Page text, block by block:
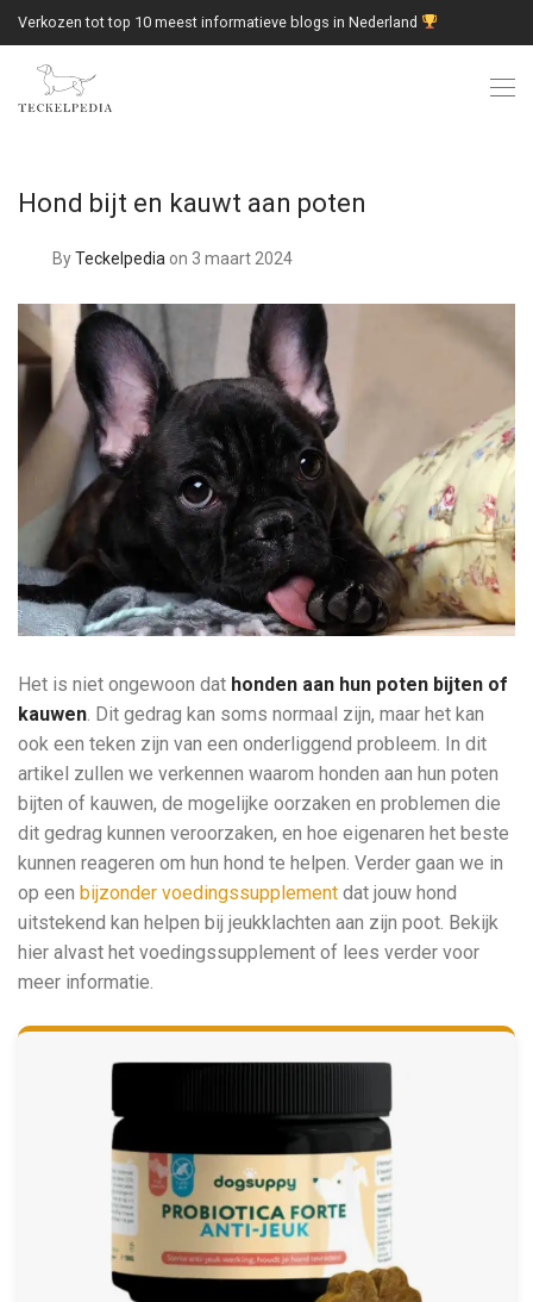
Verkozen tot top 10 meest informatieve blogs in Nederland
Hond bijt en kauwt aan poten
ByTeckelpedia on 3 maart 2024
Het is niet ongewoon dat honden aan hun poten bijten of
kauwen. Dit gedrag kan soms normaal zijn, maar het kan
ook een teken zijn van een onderliggend probleem. In dit
artikel zullen we verkennen waarom honden aan hun poten
bijten of kauwen, de mogelijke oorzaken en problemen die
dit gedrag kunnen veroorzaken, en hoe eigenaren het beste
kunnen reageren om hun hond te helpen. Verder gaan we in
op een bijzonder voedingssupplement dat jouw hond
uitstekend kan helpen bij jeukklachten aan zijn poot. Bekijk
hier alvast het voedingssupplement of lees verder voor
meer informatie.